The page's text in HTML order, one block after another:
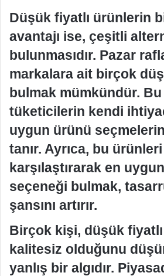
Düşük fiyatlı ürünlerin
avantajı ise, çeşitli
bulunmasıdır. Pazar
markalara ait birçok
bulmak mümkündür.
tüketicilerin kendi
uygun ürünü
tanır. Ayrıca, bu ürünleri
karşılaştırarak en
seçeneği bulmak,
şansını artırır.
Birçok kişi, düşük
kalitesiz olduğunu
yanlış bir algıdır.